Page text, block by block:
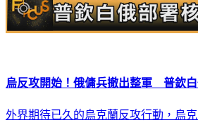
烏反攻開始！俄傭兵撤出整軍 普欽
外界期待已久的烏克蘭反攻行動，烏